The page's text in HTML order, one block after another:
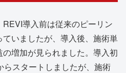
導入前は従来のピーリン
いましたが、導入後、施術単
増加が見られました。導入初
スタートしましたが、施術